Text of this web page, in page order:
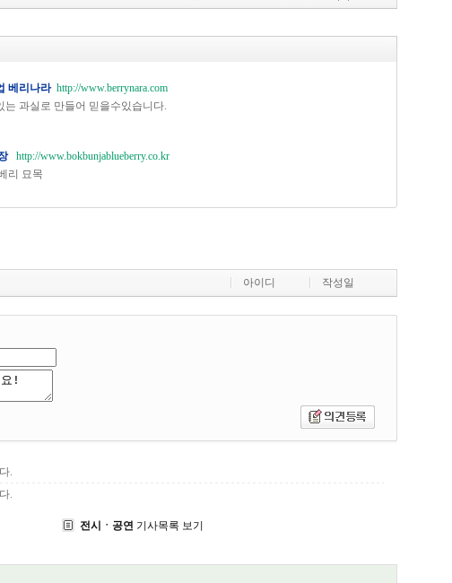
베리나라 http://www.berrynara.com
는 과실로 만들어 믿을수있습니다.
http://www.bokbunjablueberry.co.kr
리 묘목
아이디 작성일
.
.
전시ㆍ공연 기사목록 보기